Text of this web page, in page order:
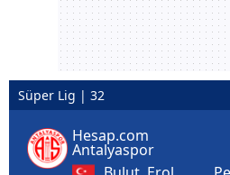
Süper Lig | 32
Hesap.com
Antalyaspor